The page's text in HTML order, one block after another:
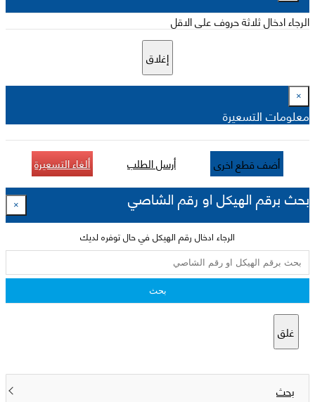
الرجاء ادخال ثلاثة حروف على الاقل
إغلاق
×
معلومات التسعيرة
أضف قطع اخرى أرسل الطلب ألغاء التسعيرة
بحث برقم الهيكل او رقم الشاصي ×
الرجاء ادخال رقم الهيكل في حال توفره لديك
بحث
غلق
بحث